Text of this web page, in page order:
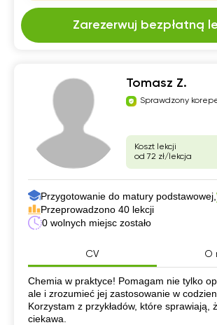
Zarezerwuj bezpłatną
Tomasz Z.
Sprawdzony
Koszt lekcji
od 72 zł/lekcja
Przygotowanie do matury podstawowej,
Przeprowadzono 40 lekcji
0 wolnych miejsc zostało
CV O
CV
Chemia w praktyce! Pomagam nie tylko
ale i zrozumieć jej zastosowanie w
Korzystam z przykładów, które sprawiają,
ciekawa.